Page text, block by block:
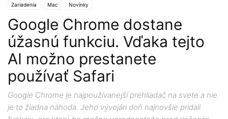
Zariadenia Mac Novinky
Google Chrome dostane
úžasnú funkciu. Vďaka tejto
AI možno prestanete
používať Safari
Google Chrome je najpoužívanejší prehliadač na svete a nie
je to žiadna náhoda. Jeho vývojári doň najnovšie pridali